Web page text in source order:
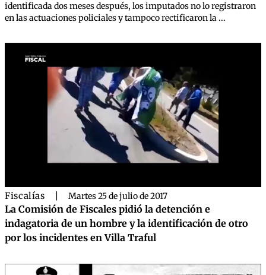
identificada dos meses después, los imputados no lo registraron
en las actuaciones policiales y tampoco rectificaron la ...
Fiscalías Martes 25 de julio de 2017
La Comisión de Fiscales pidió la detención e
indagatoria de un hombre y la identificación de otro
por los incidentes en Villa Traful